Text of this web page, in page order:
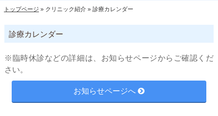
トップページ » クリニック紹介 » 診療カレンダー
診療カレンダー
※臨時休診などの詳細は、お知らせページからご確認くだ
さい。
お知らせページへ